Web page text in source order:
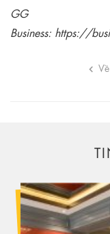
GG
Business: https://